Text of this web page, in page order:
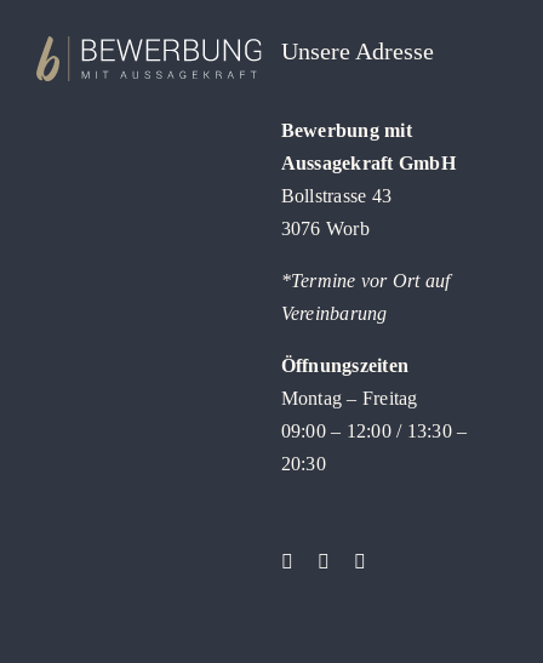
Unsere Adresse
Bewerbung mit
Aussagekraft GmbH
Bollstrasse 43
3076 Worb
*Termine vor Ort auf
Vereinbarung
Öffnungszeiten
Montag – Freitag
09:00 – 12:00 / 13:30 –
20:30